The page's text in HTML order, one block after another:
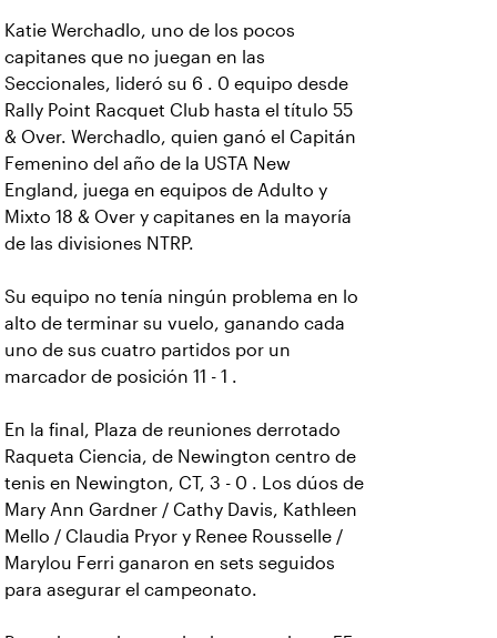
Katie Werchadlo, uno de los pocos
capitanes que no juegan en las
Seccionales, lideró su 6 . 0 equipo desde
Rally Point Racquet Club hasta el título 55
& Over. Werchadlo, quien ganó el Capitán
Femenino del año de la USTA New
England, juega en equipos de Adulto y
Mixto 18 & Over y capitanes en la mayoría
de las divisiones NTRP.
Su equipo no tenía ningún problema en lo
alto de terminar su vuelo, ganando cada
uno de sus cuatro partidos por un
marcador de posición 11 - 1 .
En la final, Plaza de reuniones derrotado
Raqueta Ciencia, de Newington centro de
tenis en Newington, CT, 3 - 0 . Los dúos de
Mary Ann Gardner / Cathy Davis, Kathleen
Mello / Claudia Pryor y Renee Rousselle /
Marylou Ferri ganaron en sets seguidos
para asegurar el campeonato.